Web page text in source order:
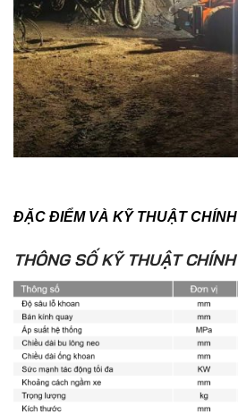
ĐẶC ĐIỂM VÀ KỸ THUẬT CHÍNH
THÔNG SỐ KỸ THUẬT CHÍNH